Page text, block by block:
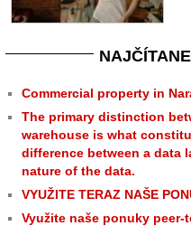
Commercial property in
The primary distinction
warehouse is what
difference between a data
nature of the data.
VYUŽITE TERAZ NAŠE
Využite naše ponuky